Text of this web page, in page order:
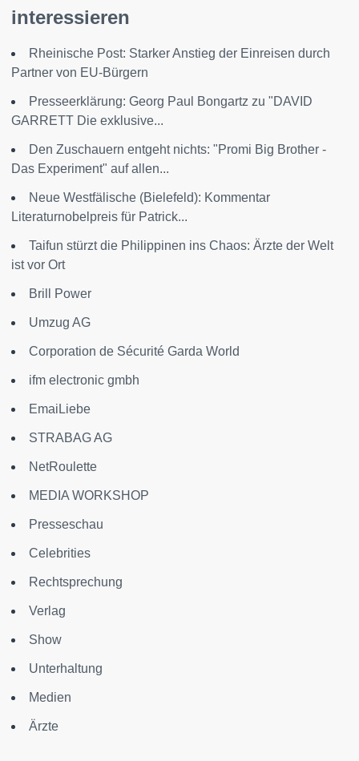
interessieren
Rheinische Post: Starker Anstieg der Einreisen durch
Partner von EU-Bürgern
Presseerklärung: Georg Paul Bongartz zu "DAVID
GARRETT Die exklusive...
Den Zuschauern entgeht nichts: "Promi Big Brother -
Das Experiment" auf allen...
Neue Westfälische (Bielefeld): Kommentar
Literaturnobelpreis für Patrick...
Taifun stürzt die Philippinen ins Chaos: Ärzte der Welt
ist vor Ort
Brill Power
Umzug AG
Corporation de Sécurité Garda World
ifm electronic gmbh
EmaiLiebe
STRABAG AG
NetRoulette
MEDIA WORKSHOP
Presseschau
Celebrities
Rechtsprechung
Verlag
Show
Unterhaltung
Medien
Ärzte